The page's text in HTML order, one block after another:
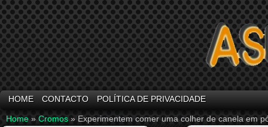
HOME CONTACTO POLÍTICA DE PRIVACIDADE
Home » Cromos » Experimentem comer uma colher de canela em